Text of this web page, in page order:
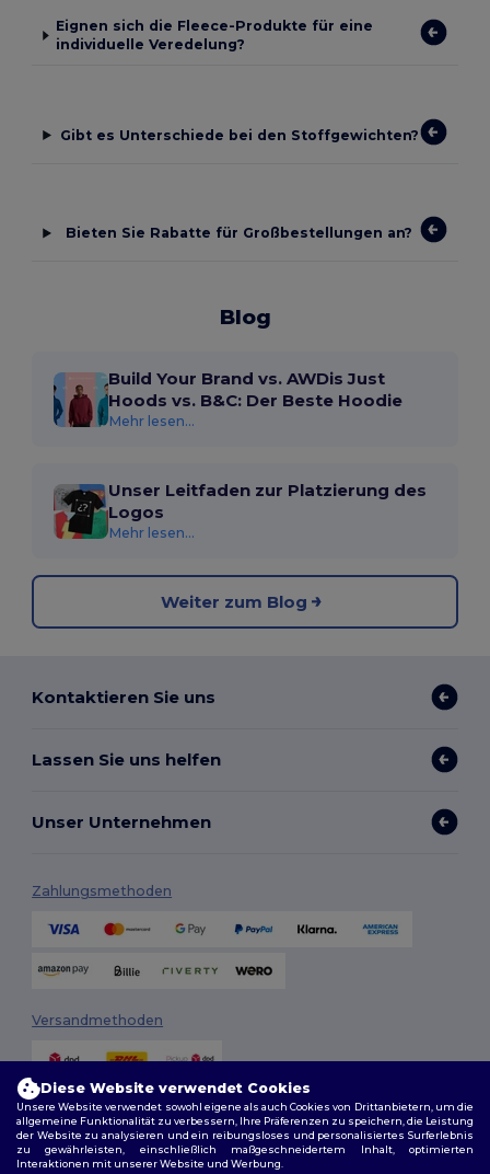
Eignen sich die Fleece-Produkte für eine
individuelle Veredelung?
Gibt es Unterschiede bei den Stoffgewichten?
Bieten Sie Rabatte für Großbestellungen an?
Blog
Build Your Brand vs. AWDis Just
Hoods vs. B&C: Der Beste Hoodie
Mehr lesen...
Unser Leitfaden zur Platzierung des
Logos
Mehr lesen...
Weiter zum Blog
Kontaktieren Sie uns
Lassen Sie uns helfen
Unser Unternehmen
Zahlungsmethoden
Versandmethoden
Diese Website verwendet Cookies
Unsere Website verwendet sowohl eigene als auch Cookies von Drittanbietern, um die
allgemeine Funktionalität zu verbessern, Ihre Präferenzen zu speichern, die Leistung
der Website zu analysieren und ein reibungsloses und personalisiertes Surferlebnis
zu gewährleisten, einschließlich maßgeschneidertem Inhalt, optimierten
Interaktionen mit unserer Website und Werbung.